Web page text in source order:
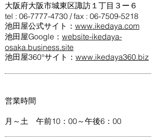
大阪府大阪市城東区諏訪１丁目３ー６
tel : 06-7777-4730 / fax : 06-7509-5218
池田屋公式サイト： www.ikedaya.com
池田屋Google： website-ikedaya-
osaka.business.site
池田屋360°サイト： www.ikedaya360.biz
営業時間
月～土 午前10：00～午後6：00